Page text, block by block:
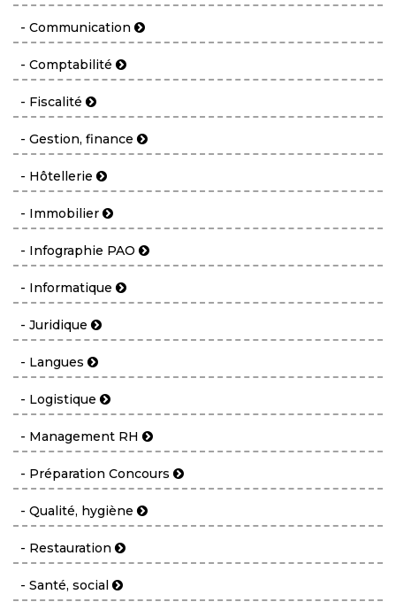
- Communication
- Comptabilité
- Fiscalité
- Gestion, finance
- Hôtellerie
- Immobilier
- Infographie PAO
- Informatique
- Juridique
- Langues
- Logistique
- Management RH
- Préparation Concours
- Qualité, hygiène
- Restauration
- Santé, social